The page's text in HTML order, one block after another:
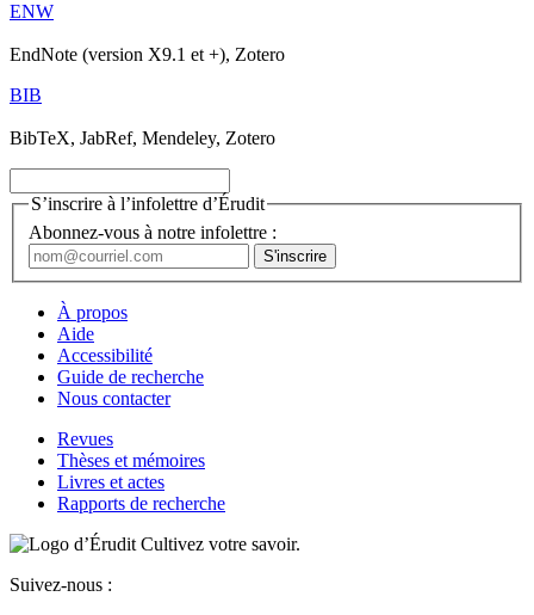
ENW
EndNote (version X9.1 et +), Zotero
BIB
BibTeX, JabRef, Mendeley, Zotero
S’inscrire à l’infolettre d’Érudit
Abonnez-vous à notre infolettre :
À propos
Aide
Accessibilité
Guide de recherche
Nous contacter
Revues
Thèses et mémoires
Livres et actes
Rapports de recherche
Cultivez votre savoir.
Suivez-nous :